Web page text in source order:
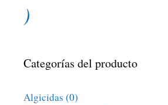
)
Categorías del producto
Algicidas (0)